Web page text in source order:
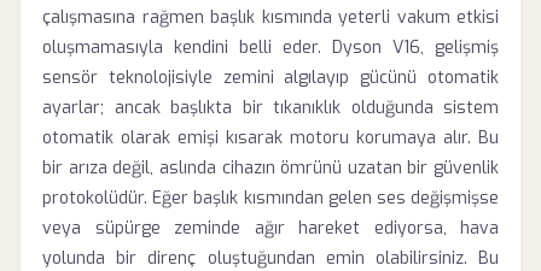
çalışmasına rağmen başlık kısmında yeterli vakum etkisi
oluşmamasıyla kendini belli eder. Dyson V16, gelişmiş
sensör teknolojisiyle zemini algılayıp gücünü otomatik
ayarlar; ancak başlıkta bir tıkanıklık olduğunda sistem
otomatik olarak emişi kısarak motoru korumaya alır. Bu
bir arıza değil, aslında cihazın ömrünü uzatan bir güvenlik
protokolüdür. Eğer başlık kısmından gelen ses değişmişse
veya süpürge zeminde ağır hareket ediyorsa, hava
yolunda bir direnç oluştuğundan emin olabilirsiniz. Bu